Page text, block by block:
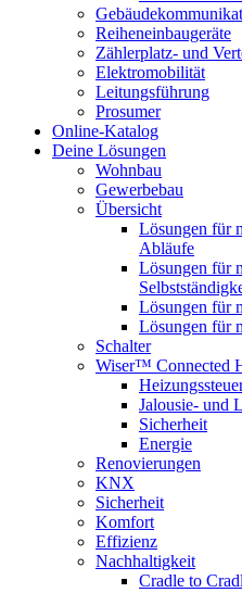
Reiheneinbaugeräte
Zählerplatz- und
Elektromobilität
Leitungsführung
Prosumer
Online-Katalog
Deine Lösungen
Wohnbau
Gewerbebau
Übersicht
Lösungen für
Abläufe
Lösungen für
Lösungen für
Lösungen für
Schalter
Wiser™ Connected
Jalousie- und
Sicherheit
Energie
Renovierungen
KNX
Sicherheit
Komfort
Effizienz
Nachhaltigkeit
Cradle to